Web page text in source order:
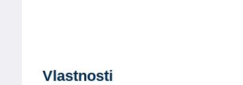
Vlastnosti